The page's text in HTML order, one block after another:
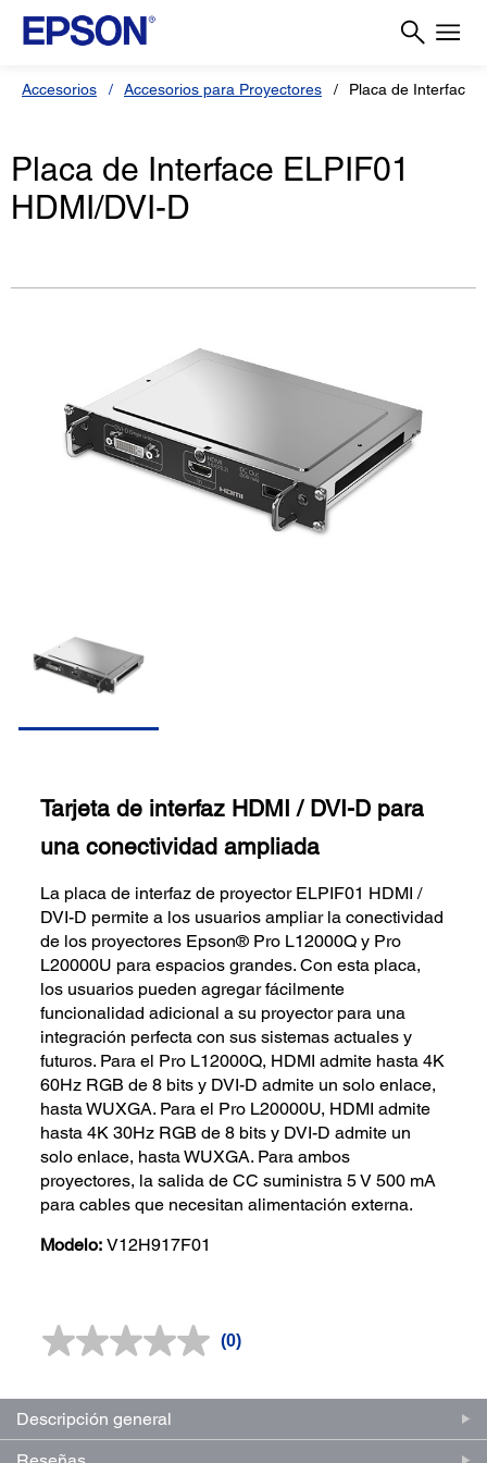
Accesorios Accesorios para Proyectores Placa de Interface
Placa de Interface ELPIF01
HDMI/DVI-D
Tarjeta de interfaz HDMI / DVI-D para
una conectividad ampliada
La placa de interfaz de proyector ELPIF01 HDMI /
DVI-D permite a los usuarios ampliar la conectividad
de los proyectores Epson® Pro L12000Q y Pro
L20000U para espacios grandes. Con esta placa,
los usuarios pueden agregar fácilmente
funcionalidad adicional a su proyector para una
integración perfecta con sus sistemas actuales y
futuros. Para el Pro L12000Q, HDMI admite hasta 4K
60Hz RGB de 8 bits y DVI-D admite un solo enlace,
hasta WUXGA. Para el Pro L20000U, HDMI admite
hasta 4K 30Hz RGB de 8 bits y DVI-D admite un
solo enlace, hasta WUXGA. Para ambos
proyectores, la salida de CC suministra 5 V 500 mA
para cables que necesitan alimentación externa.
Modelo: V12H917F01
Sin
en
misma
(0)
Descripción general